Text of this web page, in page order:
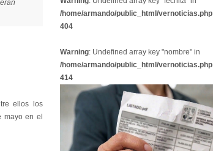
ellos los
mayo en el
/home/armando/public_html/vernoticias.php
404
Warning: Undefined array key "nombre" in
/home/armando/public_html/vernoticias.php
414